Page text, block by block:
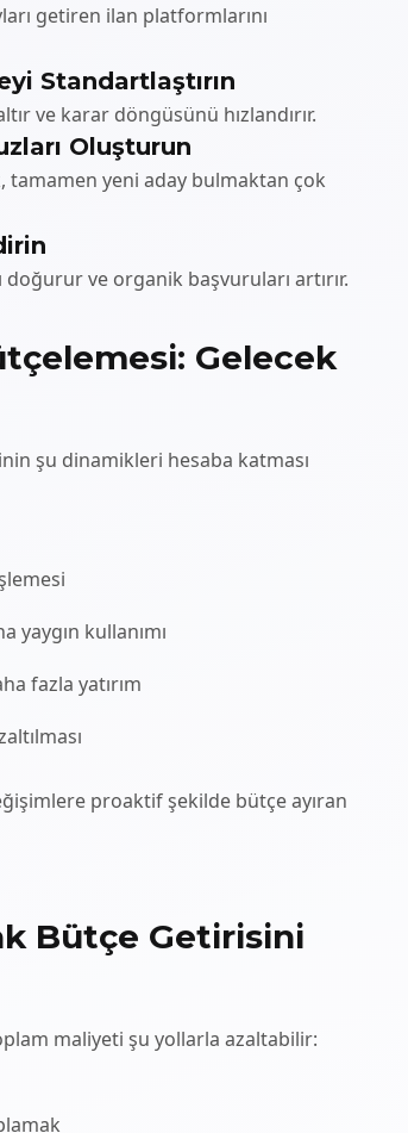
getiren ilan platformlarını
Standartlaştırın
ve karar döngüsünü hızlandırır.
Oluşturun
tamamen yeni aday bulmaktan çok
ve organik başvuruları artırır.
Gelecek
şu dinamikleri hesaba katması
yaygın kullanımı
fazla yatırım
proaktif şekilde bütçe ayıran
Bütçe Getirisini
maliyeti şu yollarla azaltabilir: